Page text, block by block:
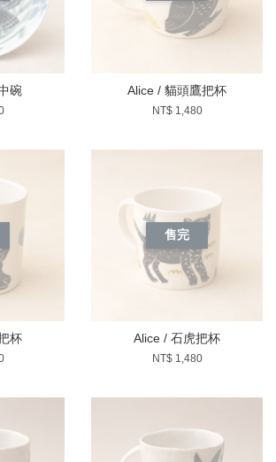
碗 Alice / 貓頭鷹把杯
NT$ 1,480
杯
售完
Alice / 石虎把杯
NT$ 1,480